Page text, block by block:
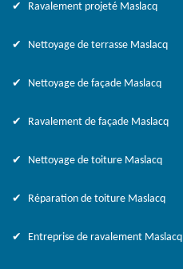
Ravalement projeté Maslacq
Nettoyage de terrasse Maslacq
Nettoyage de façade Maslacq
Ravalement de façade Maslacq
Nettoyage de toiture Maslacq
Réparation de toiture Maslacq
Entreprise de ravalement Maslacq